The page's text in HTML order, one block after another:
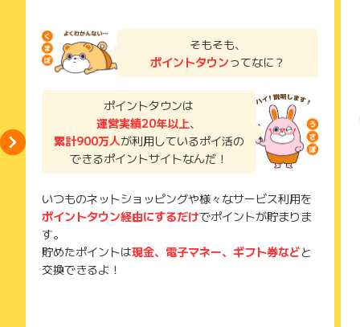
お問い合わせをした場合、ポイント獲得対象外となる場合がご
ざいます。
了などのメールは、ポイント獲得するまで必ず保管してくださ
獲得待ち・獲得失敗の状態でお問い合わせされる際に、該当の
メールを送っていただく場合がございます。
そのため、紛失・破棄された場合は対応いたしかねますので、
ご注意ください。
(※) SafariやChromeなどwebサイトを表示するアプリのこと
そもそも、
ポイントタウンってなに？
ポイントタウンは
運営実績20年以上、
累計900万人が利用しているポイ活の
できるポイントサイトなんだ！
いつものネットショッピングや様々なサービス利用を
ポイントタウン経由にするだけでポイントが貯まりま
す。
貯めたポイントは現金、電子マネー、ギフト券などと
交換できるよ！